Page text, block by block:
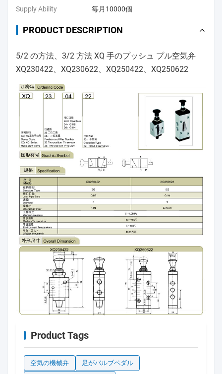
Supply Ability 毎月10000個
PRODUCT DESCRIPTION
5/2 の方法、3/2 方法 XQ 手のプッシュ プル空気弁
XQ230422、XQ230622、XQ250422、XQ250622
Product Tags
空気の機械弁 足がバルブペダル